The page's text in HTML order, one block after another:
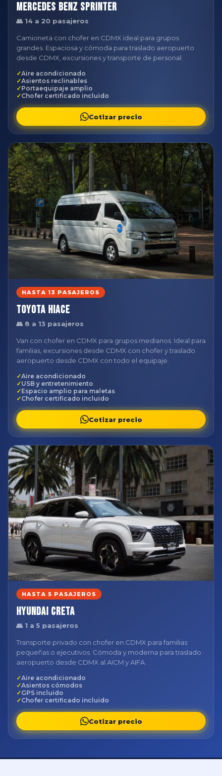
Mercedes Benz Sprinter
👥 14 a 20 pasajeros
Camioneta con chofer en CDMX ideal para grupos
grandes. Espaciosa y cómoda para traslado aeropuerto
desde CDMX, excursiones y transporte de personal.
Aire acondicionado
Asientos reclinables
Portaequipaje amplio
Chofer certificado incluido
Cotizar precio
HASTA 13 PASAJEROS
Toyota Hiace
👥 8 a 13 pasajeros
Van con chofer en CDMX para grupos medianos. Ideal para
familias, excursiones desde CDMX con chofer y traslado
aeropuerto desde CDMX con todo el equipaje.
Aire acondicionado
USB y entretenimiento
Espacio amplio para maletas
Chofer certificado incluido
Cotizar precio
HASTA 5 PASAJEROS
Hyundai Creta
👥 1 a 5 pasajeros
Transporte privado con chofer en CDMX para familias
pequeñas o ejecutivos. Cómoda y moderna para traslado
aeropuerto desde CDMX al AICM y AIFA.
Aire acondicionado
Asientos cómodos
GPS incluido
Chofer certificado incluido
Cotizar precio